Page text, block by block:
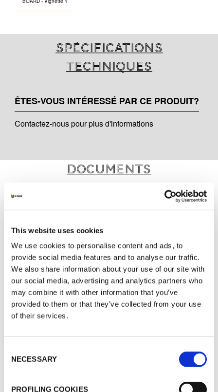
This website uses cookies
We use cookies to personalise content and ads, to
provide social media features and to analyse our traffic.
We also share information about your use of our site with
our social media, advertising and analytics partners who
may combine it with other information that you’ve
provided to them or that they’ve collected from your use
of their services.
Selection
NECESSARY
PROFILING COOKIES
Spécifications
techniques
ÊTES-VOUS INTÉRESSÉ PAR CE PRODUIT?
Contactez-nous pour plus d'informations
Documents
Penetration - panel 23281802R01-0035
K-FLEX K-FIRE BATT (Board)
MARKETING
K-FLEX TARIF 2026
K-FIRE CATALOGUE 2026